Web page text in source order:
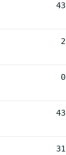
43
2
0
43
31